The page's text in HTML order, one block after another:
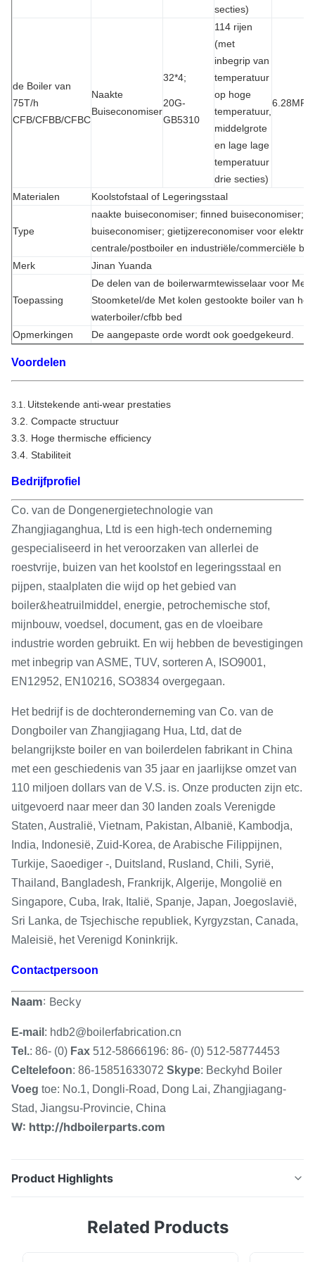
secties)
de Boiler van
75T/h
CFB/CFBB/CFBC
Naakte
Buiseconomiser
32*4;
20G-
GB5310
114 rijen
(met
inbegrip van
temperatuur
op hoge
temperatuur,
middelgrote
en lage lage
temperatuur
drie secties)
6.28MPa
Materialen Koolstofstaal of Legeringsstaal
Type
naakte buiseconomiser; finned buiseconomiser;
buiseconomiser; gietijzereconomiser voor
centrale/postboiler en industriële/commerciële
Merk
Jinan Yuanda
Toepassing
De delen van de boilerwarmtewisselaar voor Met
Stoomketel/de Met kolen gestookte boiler van het
waterboiler/cfbb bed
Opmerkingen
De aangepaste orde wordt ook goedgekeurd.
Voordelen
3.1. Uitstekende anti-wear prestaties
3.2. Compacte structuur
3.3. Hoge thermische efficiency
3.4. Stabiliteit
Bedrijfprofiel
Co. van de Dongenergietechnologie van
Zhangjiaganghua, Ltd is een high-tech onderneming
gespecialiseerd in het veroorzaken van allerlei de
roestvrije, buizen van het koolstof en legeringsstaal en
pijpen, staalplaten die wijd op het gebied van
boiler&heatruilmiddel, energie, petrochemische stof,
mijnbouw, voedsel, document, gas en de vloeibare
industrie worden gebruikt. En wij hebben de bevestigingen
met inbegrip van ASME, TUV, sorteren A, ISO9001,
EN12952, EN10216, SO3834 overgegaan.
Het bedrijf is de dochteronderneming van Co. van de
Dongboiler van Zhangjiagang Hua, Ltd, dat de
belangrijkste boiler en van boilerdelen fabrikant in China
met een geschiedenis van 35 jaar en jaarlijkse omzet van
110 miljoen dollars van de V.S. is. Onze producten zijn etc.
uitgevoerd naar meer dan 30 landen zoals Verenigde
Staten, Australië, Vietnam, Pakistan, Albanië, Kambodja,
India, Indonesië, Zuid-Korea, de Arabische Filippijnen,
Turkije, Saoediger -, Duitsland, Rusland, Chili, Syrië,
Thailand, Bangladesh, Frankrijk, Algerije, Mongolië en
Singapore, Cuba, Irak, Italië, Spanje, Japan, Joegoslavië,
Sri Lanka, de Tsjechische republiek, Kyrgyzstan, Canada,
Maleisië, het Verenigd Koninkrijk.
Contactpersoon
Naam: Becky
E-mail : hdb2@boilerfabrication.cn
Tel.: 86- (0) Fax 512-58666196: 86- (0) 512-58774453
Celtelefoon: 86-15851633072 Skype: Beckyhd Boiler
Voeg toe: No.1, Dongli-Road, Dong Lai, Zhangjiagang-
Stad, Jiangsu-Provincie, China
W: http://hdboilerparts.com
Product Highlights
Gediplomeerde Stoomketel Voordelen 1.It krijgt meer
Related Products